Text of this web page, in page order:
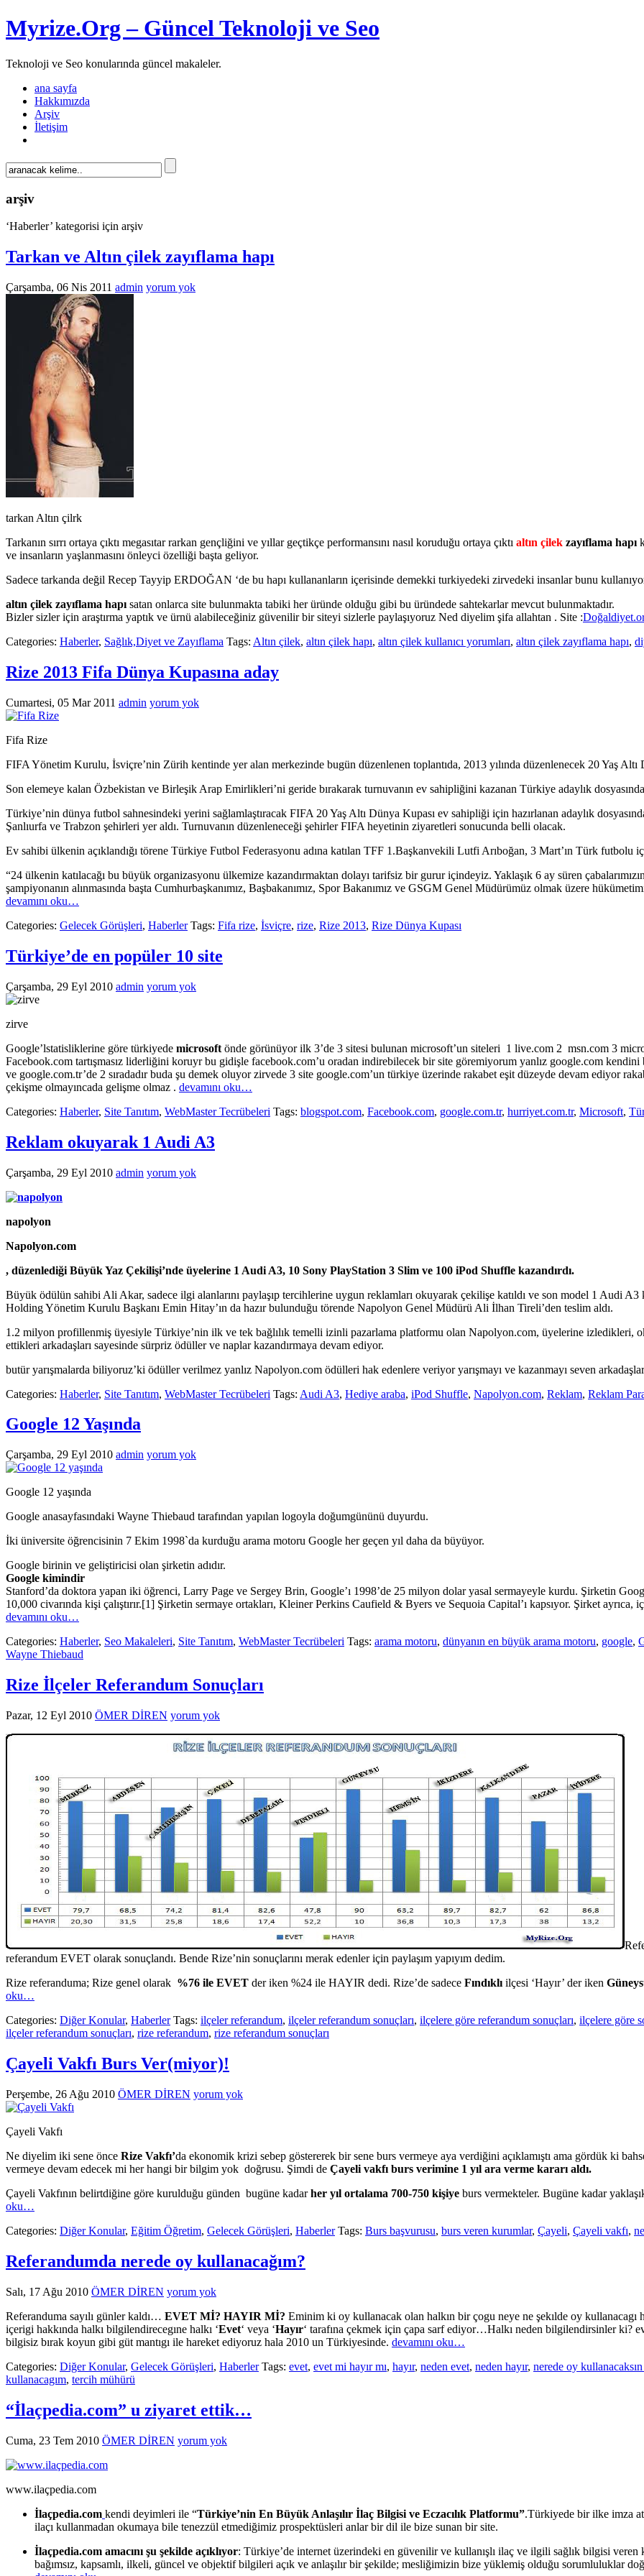
Myrize.Org – Güncel Teknoloji ve Seo
Teknoloji ve Seo konularında güncel makaleler.
ana sayfa
Hakkımızda
Arşiv
İletişim
arşiv
‘Haberler’ kategorisi için arşiv
Tarkan ve Altın çilek zayıflama hapı
Çarşamba, 06 Nis 2011 admin yorum yok
tarkan Altın çilrk
Tarkanın sırrı ortaya çıktı megasıtar rarkan gençliğini ve yıllar geçtikçe performansını nasıl koruduğu ortaya çıktı altın çilek zayıflama hapı
ve insanların yaşlanmasını önleyci özelliği başta geliyor.
Sadece tarkanda değil Recep Tayyip ERDOĞAN ‘de bu hapı kullananların içerisinde demekki turkiyedeki zirvedeki insanlar bunu
altın çilek zayıflama hapı satan onlarca site bulunmakta tabiki her üründe olduğu gibi bu üründede sahtekarlar mevcut bulunmaktadır.
Bizler sizler için araştırma yaptık ve ürnü alabileceğiniz güvenilir bir siteyi sizlerle paylaşıyoruz Ned diyelim şifa allahtan . Site :
Categories: Haberler, Sağlık,Diyet ve Zayıflama Tags: Altın çilek, altın çilek hapı, altın çilek kullanıcı yorumları, altın çilek zayıflama hapı,
Rize 2013 Fifa Dünya Kupasına aday
Cumartesi, 05 Mar 2011 admin yorum yok
Fifa Rize
FIFA Yönetim Kurulu, İsviçre’nin Zürih kentinde yer alan merkezinde bugün düzenlenen toplantıda, 2013 yılında düzenlenecek 20 Yaş Altı
Son elemeye kalan Özbekistan ve Birleşik Arap Emirlikleri’ni geride bırakarak turnuvanın ev sahipliğini kazanan Türkiye adaylık
Türkiye’nin dünya futbol sahnesindeki yerini sağlamlaştıracak FIFA 20 Yaş Altı Dünya Kupası ev sahipliği için hazırlanan adaylık
Şanlıurfa ve Trabzon şehirleri yer aldı. Turnuvanın düzenleneceği şehirler FIFA heyetinin ziyaretleri sonucunda belli olacak.
Ev sahibi ülkenin açıklandığı törene Türkiye Futbol Federasyonu adına katılan TFF 1.Başkanvekili Lutfi Arıboğan, 3 Mart’ın Türk
“24 ülkenin katılacağı bu büyük organizasyonu ülkemize kazandırmaktan dolayı tarifsiz bir gurur içindeyiz. Yaklaşık 6 ay süren
şampiyonanın alınmasında başta Cumhurbaşkanımız, Başbakanımız, Spor Bakanımız ve GSGM Genel Müdürümüz olmak üzere
devamını oku…
Categories: Gelecek Görüşleri, Haberler Tags: Fifa rize, İsviçre, rize, Rize 2013, Rize Dünya Kupası
Türkiye’de en popüler 10 site
Çarşamba, 29 Eyl 2010 admin yorum yok
zirve
Google’lstatisliklerine göre türkiyede microsoft önde görünüyor ilk 3’de 3 sitesi bulunan microsoft’un siteleri 1 live.com 2 msn.com 3
Facebook.com tartışmasız liderliğini koruyr bu gidişle facebook.com’u oradan indirebilecek bir site göremiyorum yanlız google.com kendini
ve google.com.tr’de 2 sıradadır buda şu demek oluyor zirvede 3 site google.com’un türkiye üzerinde rakabet eşit düzeyde devam ediyor
çekişme olmayıncada gelişme olmaz . devamını oku…
Categories: Haberler, Site Tanıtım, WebMaster Tecrübeleri Tags: blogspot.com, Facebook.com, google.com.tr, hurriyet.com.tr, Microsoft,
Reklam okuyarak 1 Audi A3
Çarşamba, 29 Eyl 2010 admin yorum yok
napolyon
Napolyon.com
, düzenlediği Büyük Yaz Çekilişi’nde üyelerine 1 Audi A3, 10 Sony PlayStation 3 Slim ve 100 iPod Shuffle kazandırdı.
Büyük ödülün sahibi Ali Akar, sadece ilgi alanlarını paylaşıp tercihlerine uygun reklamları okuyarak çekilişe katıldı ve son model 1 Audi
Holding Yönetim Kurulu Başkanı Emin Hitay’ın da hazır bulunduğu törende Napolyon Genel Müdürü Ali İlhan Tireli’den teslim aldı.
1.2 milyon profillenmiş üyesiyle Türkiye’nin ilk ve tek bağlılık temelli izinli pazarlama platformu olan Napolyon.com, üyelerine izledikleri,
ettikleri arkadaşları sayesinde sürpriz ödüller ve naplar kazandırmaya devam ediyor.
butür yarışmalarda biliyoruz’ki ödüller verilmez yanlız Napolyon.com ödülleri hak edenlere veriyor yarışmayı ve kazanmayı seven
Categories: Haberler, Site Tanıtım, WebMaster Tecrübeleri Tags: Audi A3, Hediye araba, iPod Shuffle, Napolyon.com, Reklam, Reklam
Google 12 Yaşında
Çarşamba, 29 Eyl 2010 admin yorum yok
Google 12 yaşında
Google anasayfasındaki Wayne Thiebaud tarafından yapılan logoyla doğumgününü duyurdu.
İki üniversite öğrencisinin 7 Ekim 1998`da kurduğu arama motoru Google her geçen yıl daha da büyüyor.
Google birinin ve geliştiricisi olan şirketin adıdır.
Google kimindir
Stanford’da doktora yapan iki öğrenci, Larry Page ve Sergey Brin, Google’ı 1998’de 25 milyon dolar yasal sermayeyle kurdu. Şirketin
10,000 civarında kişi çalıştırır.[1] Şirketin sermaye ortakları, Kleiner Perkins Caufield & Byers ve Sequoia Capital’ı kapsıyor. Şirket ayrıca,
devamını oku…
Categories: Haberler, Seo Makaleleri, Site Tanıtım, WebMaster Tecrübeleri Tags: arama motoru, dünyanın en büyük arama motoru, google,
Wayne Thiebaud
Rize İlçeler Referandum Sonuçları
Pazar, 12 Eyl 2010 ÖMER DİREN yorum yok
referandum EVET olarak sonuçlandı. Bende Rize’nin sonuçlarını merak edenler için paylaşım yapıyım dedim.
Rize referanduma; Rize genel olarak %76 ile EVET der iken %24 ile HAYIR dedi. Rize’de sadece Fındıklı ilçesi ‘Hayır’ der iken
oku…
Categories: Diğer Konular, Haberler Tags: ilçeler referandum, ilçeler referandum sonuçları, ilçelere göre referandum sonuçları, ilçelere göre
ilçeler referandum sonuçları, rize referandum, rize referandum sonuçları
Çayeli Vakfı Burs Ver(miyor)!
Perşembe, 26 Ağu 2010 ÖMER DİREN yorum yok
Çayeli Vakfı
Ne diyelim iki sene önce Rize Vakfı’da ekonomik krizi sebep göstererek bir sene burs vermeye aya verdiğini açıklamıştı ama gördük ki
vermeye devam edecek mi her hangi bir bilgim yok doğrusu. Şimdi de Çayeli vakfı burs verimine 1 yıl ara verme kararı aldı.
Çayeli Vakfının belirtdiğine göre kurulduğu günden bugüne kadarher yıl ortalama 700-750 kişiye burs vermekteler. Bugüne kadar
oku…
Categories: Diğer Konular, Eğitim Öğretim, Gelecek Görüşleri, Haberler Tags: Burs başvurusu, burs veren kurumlar, Çayeli, Çayeli vakfı,
Referandumda nerede oy kullanacağım?
Salı, 17 Ağu 2010 ÖMER DİREN yorum yok
Referanduma sayılı günler kaldı… EVET Mİ? HAYIR Mİ? Eminim ki oy kullanacak olan halkın bir çogu neye ne şekılde oy kullanacagı
içerigi hakkında halkı bilgilendirecegıne halkı ‘Evet‘ veya ‘Hayır‘ tarafına çekmek için çapa sarf ediyor…Halkı neden bilgilendirsinler ki?
bilgisiz bırak koyun gibi güt mantıgı ile hareket ediyoruz hala 2010 un Türkiyesinde. devamını oku…
Categories: Diğer Konular, Gelecek Görüşleri, Haberler Tags: evet, evet mi hayır mı, hayır, neden evet, neden hayır, nerede oy
kullanacagım, tercih mühürü
“İlaçpedia.com” u ziyaret ettik…
Cuma, 23 Tem 2010 ÖMER DİREN yorum yok
www.ilaçpedia.com
İlaçpedia.com kendi deyimleri ile “Türkiye’nin En Büyük Anlaşılır İlaç Bilgisi ve Eczacılık Platformu”.Türkiyede bir ilke imza
ilaçı kullanmadan okumaya bile tenezzül etmediğimiz prospektüsleri anlar bir dil ile bize sunan bir site.
İlaçpedia.com amacını şu şekilde açıklıyor: Türkiye’de internet üzerindeki en güvenilir ve kullanışlı ilaç ve ilgili sağlık bilgisi
bağımsız, kapsamlı, ilkeli, güncel ve objektif bilgileri açık ve anlaşılır bir şekilde; mesliğimizin bize yüklemiş olduğu sorumluluklar